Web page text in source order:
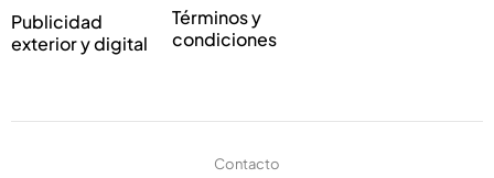
Publicidad
exterior y digital
Términos y
condiciones
Contacto